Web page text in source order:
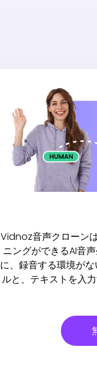
Vidnoz音声クローン
ニングができるAI音
に、録音する環境が
ルと、テキストを入